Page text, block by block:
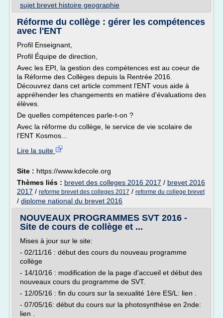
sujet brevet histoire geographie
Réforme du collège : gérer les compétences
avec l'ENT
Profil Enseignant,
Profil Équipe de direction,
Avec les EPI, la gestion des compétences est au coeur de
la Réforme des Collèges depuis la Rentrée 2016.
Découvrez dans cet article comment l'ENT vous aide à
appréhender les changements en matière d'évaluations des
élèves.
De quelles compétences parle-t-on ?
Avec la réforme du collège, le service de vie scolaire de
l'ENT Kosmos...
Lire la suite
Site : https://www.kdecole.org
Thèmes liés : brevet des colleges 2016 2017 / brevet 2016
2017 / reforme brevet des colleges 2017 / reforme du college brevet
/ diplome national du brevet 2016
NOUVEAUX PROGRAMMES SVT 2016 -
Site de cours de collège et ...
Mises à jour sur le site:
- 02/11/16 : début des cours du nouveau programme
collège
- 14/10/16 : modification de la page d'accueil et début des
nouveaux cours du programme de SVT.
- 12/05/16 : fin du cours sur la sexualité 1ère ES/L: lien .
- 07/05/16: début du cours sur la photosynthèse en 2nde:
lien .